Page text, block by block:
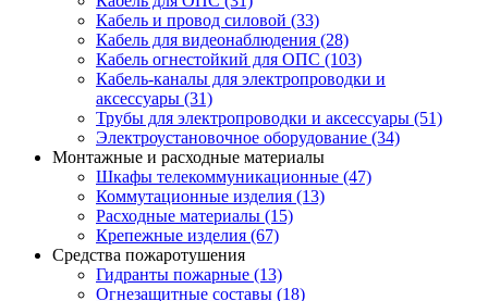
Кабель и провод силовой (33)
Кабель для видеонаблюдения (28)
Кабель огнестойкий для ОПС (103)
Кабель-каналы для электропроводки и
аксессуары (31)
Трубы для электропроводки и аксессуары (51)
Электроустановочное оборудование (34)
Монтажные и расходные материалы
Шкафы телекоммуникационные (47)
Коммутационные изделия (13)
Расходные материалы (15)
Крепежные изделия (67)
Средства пожаротушения
Гидранты пожарные (13)
Огнезащитные составы (18)